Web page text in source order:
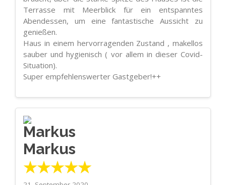
Terrasse mit Meerblick für ein entspanntes
Abendessen, um eine fantastische Aussicht zu
genießen.
Haus in einem hervorragenden Zustand , makellos
sauber und hygienisch ( vor allem in dieser Covid-
Situation).
Super empfehlenswerter Gastgeber!++
Markus
★★★★★